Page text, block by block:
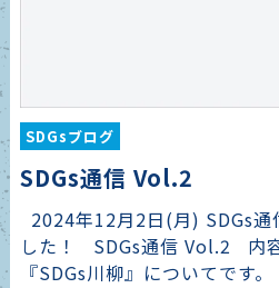
SDGsブログ
SDGs通信 Vol.2
2024年12月2日(月) SDGs
した！ SDGs通信 Vol.2 内
『SDGs川柳』についてです